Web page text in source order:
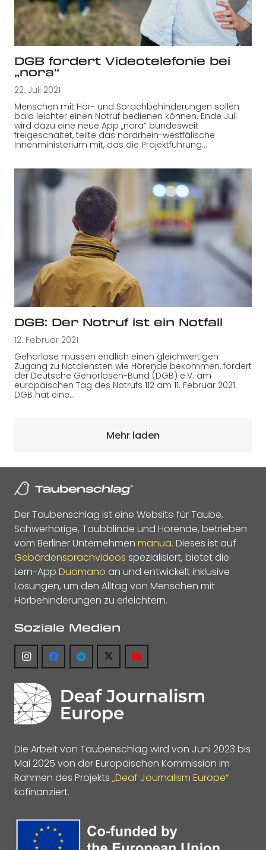
DGB fordert Videotelefonie bei
„nora“
22. Juli 2021
Menschen mit Hör- und Sprachbehinderungen sollen
bald leichter einen Notruf bedienen können. Ende Juli
wird dazu eine neue App „nora“ bundesweit
freigeschaltet, teilte das nordrhein-westfälische
Innenministerium mit, das die Projektführung…
DGB: Der Notruf ist ein Notfall
12. Februar 2021
Gehörlose müssen endlich einen gleichwertigen
Zugang zu Notdiensten wie Hörende bekommen, fordert
der Deutsche Gehörlosen-Bund (DGB) e.V. am
europäischen Tag des Notrufs 112 am 11. Februar 2021.
DGB hat eine…
Mehr laden
Der Taubenschlag ist eine Website für Taube,
Schwerhörige, Taubblinde und Hörende, betrieben
vom Berliner Unternehmen manua. Dieses ist auf
Gebärdensprachvideos spezialisiert, bietet die
Lern-App Duomano an und entwickelt inklusive
Lösungen, um den Alltag von Menschen mit
Hörbehinderungen zu erleichtern.
Soziale Medien
Die Arbeit von Taubenschlag wird von Juni 2023 bis
Mai 2025 von der Europäischen Kommission im
Rahmen des Projekts „Deaf Journalism Europe“
kofinanziert.